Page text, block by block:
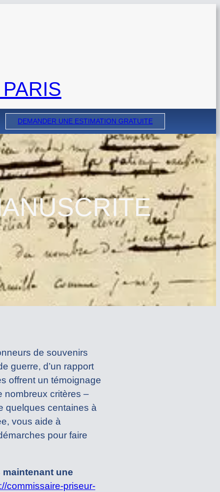
DEMANDER UNE ESTIMATION GRATUITE
de souvenirs
guerre, d’un rapport
offrent un témoignage
nombreux critères –
quelques centaines à
vous aide à
pour faire
une
commissaire-priseur-